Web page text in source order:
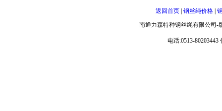
返回首页 钢丝绳价格
南通力森特种钢丝绳有限公司-
电话:0513-80203443